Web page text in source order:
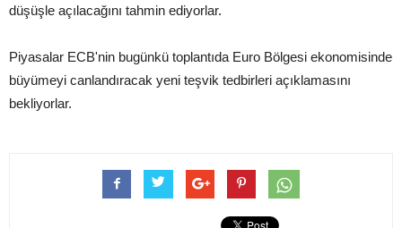
düşüşle açılacağını tahmin ediyorlar.
Piyasalar ECB'nin bugünkü toplantıda Euro Bölgesi ekonomisinde
büyümeyi canlandıracak yeni teşvik tedbirleri açıklamasını
bekliyorlar.